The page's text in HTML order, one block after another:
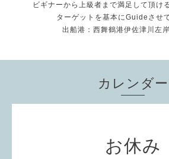
ビギナーから上級者まで満足して頂け
ターゲットを基本にGuideさせ
出船港：西舞鶴港伊佐津川左
カレンダー
お休み